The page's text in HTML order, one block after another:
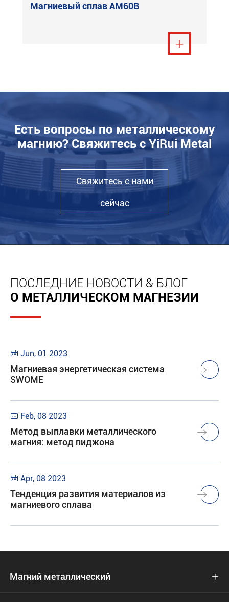
Магниевый сплав AM60B
Посмотреть больше

Есть вопросы по металлическому
магнию? Свяжитесь с YiRui Metal
Свяжитесь с нами
сейчас
ПОСЛЕДНИЕ НОВОСТИ & БЛОГ
О МЕТАЛЛИЧЕСКОМ МАГНЕЗИИ
 Jun, 01 2023
Магниевая энергетическая система
SWOME
 Feb, 08 2023
Метод выплавки металлического
магния: метод пиджона
 Apr, 08 2023
Тенденция развития материалов из
магниевого сплава
Магний металлический 